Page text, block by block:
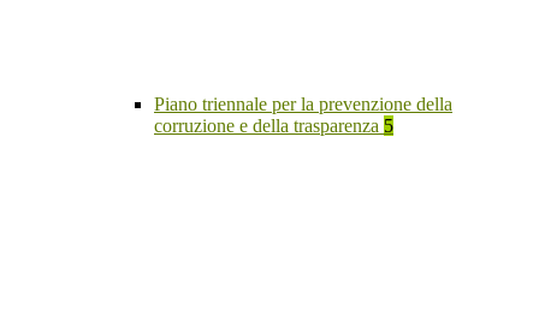
Piano triennale per la prevenzione della
corruzione e della trasparenza 5